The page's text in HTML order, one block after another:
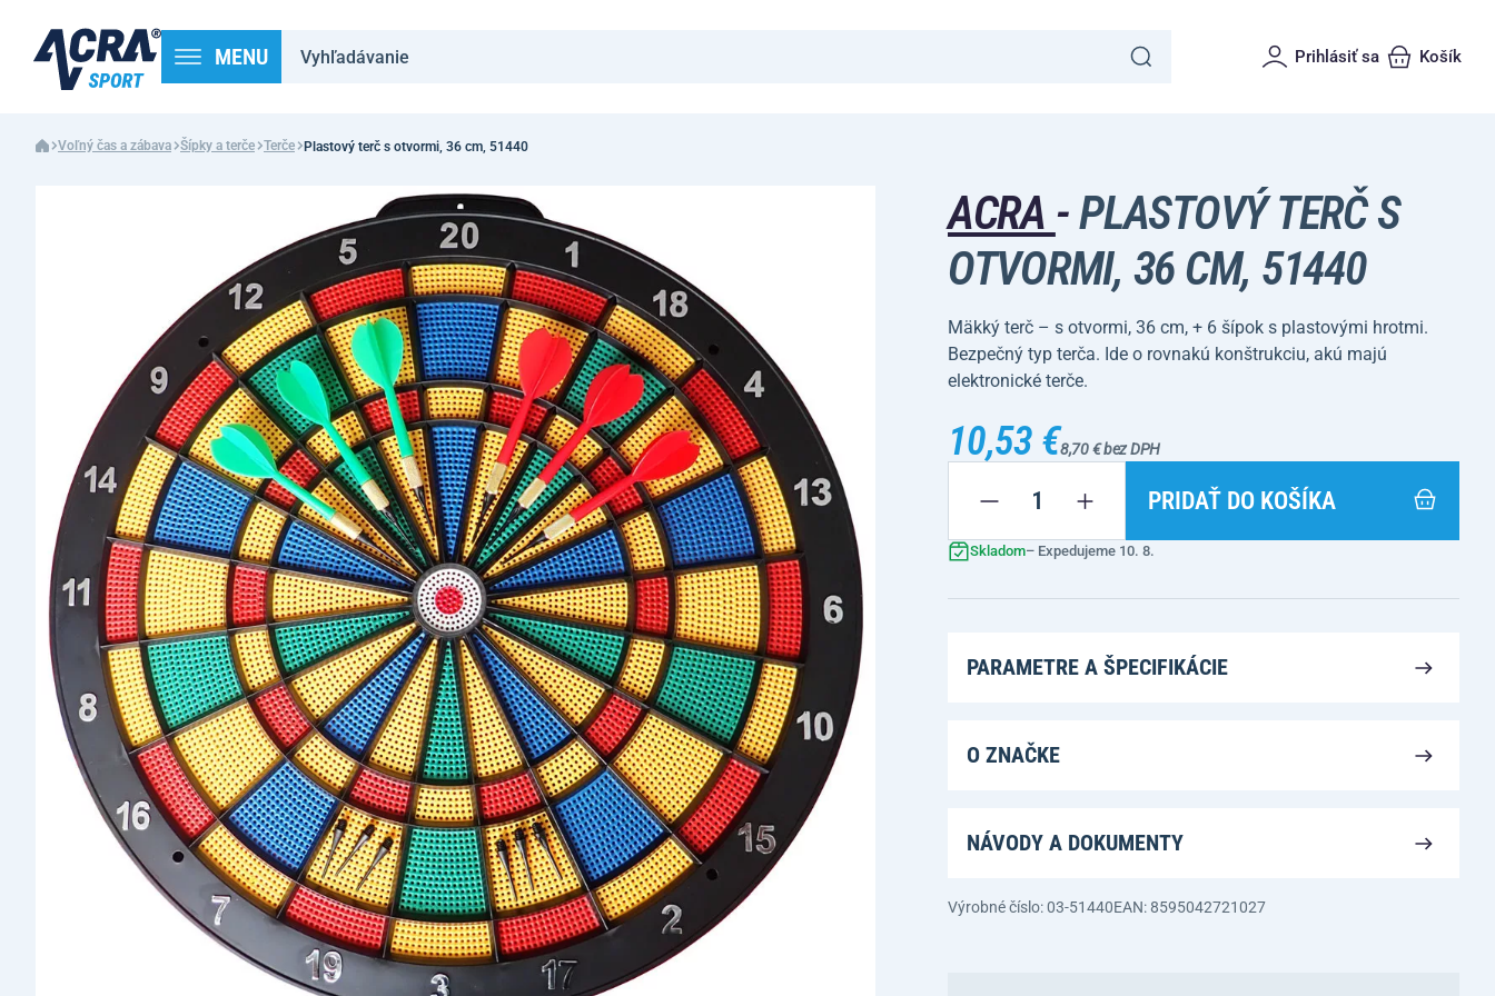
MENU Prihlásiť sa Košík
Voľný čas a zábava Šípky a terče Terče Plastový terč s otvormi, 36 cm, 51440
ACRA -PLASTOVÝ TERČ S
OTVORMI, 36 CM, 51440
Mäkký terč – s otvormi, 36 cm, + 6 šípok s plastovými hrotmi.
Bezpečný typ terča. Ide o rovnakú konštrukciu, akú majú
elektronické terče.
10,53 €8,70 € bez DPH
PRIDAŤ DO KOŠÍKA
Skladom– Expedujeme 10. 8.
PARAMETRE A ŠPECIFIKÁCIE
O ZNAČKE
NÁVODY A DOKUMENTY
Výrobné číslo: 03-51440EAN: 8595042721027